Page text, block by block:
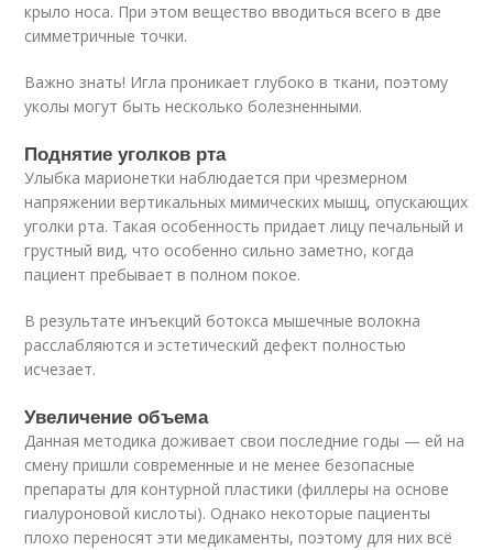
крыло носа. При этом вещество вводиться всего в две
симметричные точки.
Важно знать! Игла проникает глубоко в ткани, поэтому
уколы могут быть несколько болезненными.
Поднятие уголков рта
Улыбка марионетки наблюдается при чрезмерном
напряжении вертикальных мимических мышц, опускающих
уголки рта. Такая особенность придает лицу печальный и
грустный вид, что особенно сильно заметно, когда
пациент пребывает в полном покое.
В результате инъекций ботокса мышечные волокна
расслабляются и эстетический дефект полностью
исчезает.
Увеличение объема
Данная методика доживает свои последние годы — ей на
смену пришли современные и не менее безопасные
препараты для контурной пластики (филлеры на основе
гиалуроновой кислоты). Однако некоторые пациенты
плохо переносят эти медикаменты, поэтому для них всё